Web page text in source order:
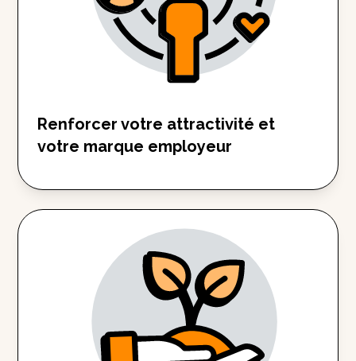
Renforcer votre attractivité et
votre marque employeur